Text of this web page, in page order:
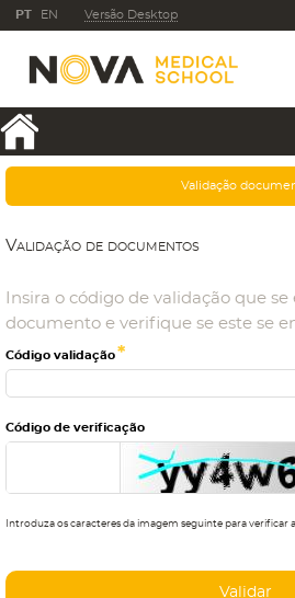
PT EN Versão Desktop
Validação
Validação de documentos
Insira o código de validação que
documento e verifique se este se
Código validação*
Código de verificação
Introduza os caracteres da imagem seguinte para verificar